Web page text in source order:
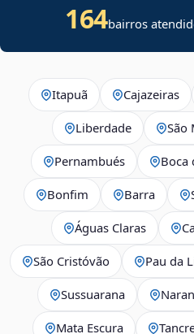
164bairros
Itapuã Cajazeiras
Liberdade São
Pernambués Boca
Bonfim Barra
Águas Claras
São Cristóvão Pau da
Sussuarana
Mata Escura